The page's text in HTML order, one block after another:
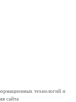
технологий и
сайта